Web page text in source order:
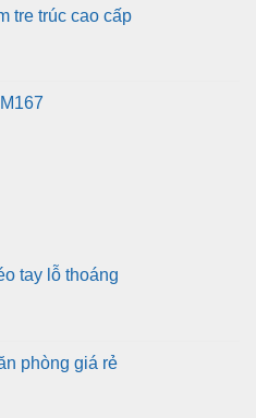
tre trúc cao cấp
tay lỗ thoáng
phòng giá rẻ